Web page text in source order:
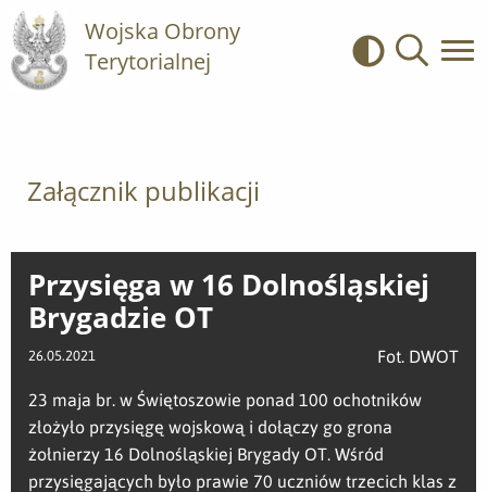
Wojska Obrony
Terytorialnej
Kontrast
Załącznik publikacji
Przysięga w 16 Dolnośląskiej
Brygadzie OT
26.05.2021 Fot. DWOT
23 maja br. w Świętoszowie ponad 100 ochotników
złożyło przysięgę wojskową i dołączy go grona
żołnierzy 16 Dolnośląskiej Brygady OT. Wśród
przysięgających było prawie 70 uczniów trzecich klas z